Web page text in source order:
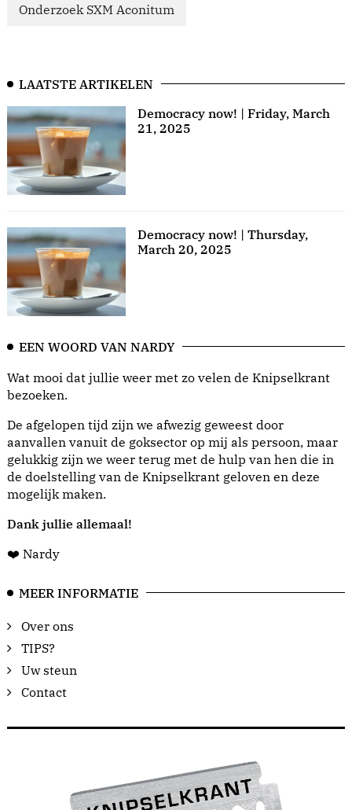
Onderzoek SXM Aconitum
LAATSTE ARTIKELEN
Democracy now! | Friday, March
21, 2025
Democracy now! | Thursday,
March 20, 2025
EEN WOORD VAN NARDY
Wat mooi dat jullie weer met zo velen de Knipselkrant
bezoeken.
De afgelopen tijd zijn we afwezig geweest door
aanvallen vanuit de goksector op mij als persoon, maar
gelukkig zijn we weer terug met de hulp van hen die in
de doelstelling van de Knipselkrant geloven en deze
mogelijk maken.
Dank jullie allemaal!
❤️ Nardy
MEER INFORMATIE
Over ons
TIPS?
Uw steun
Contact